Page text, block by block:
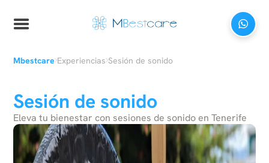
Mbestcare›Experiencias›Sesión de sonido
Sesión de sonido
Eleva tu bienestar con sesiones de sonido en Tenerife